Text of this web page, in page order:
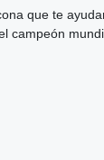
que te
campeón